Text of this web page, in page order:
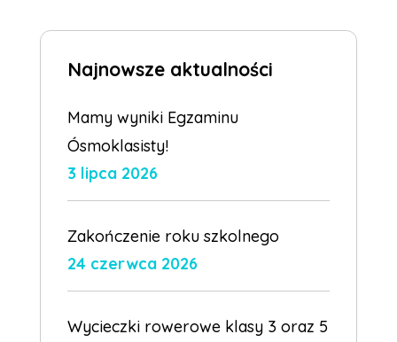
Najnowsze aktualności
Mamy wyniki Egzaminu
Ósmoklasisty!
3 lipca 2026
Zakończenie roku szkolnego
24 czerwca 2026
Wycieczki rowerowe klasy 3 oraz 5